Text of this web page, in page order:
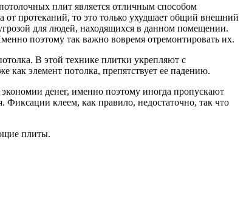
плит является отличным способом
протеканий, то это только ухудшает общий внешний
для людей, находящихся в данном помещении.
поэтому так важно вовремя отремонтировать их.
В этой технике плитки укрепляют с
как элемент потолка, препятствует ее падению.
денег, именно поэтому иногда пропускают
клеем, как правило, недостаточно, так что
плиты.